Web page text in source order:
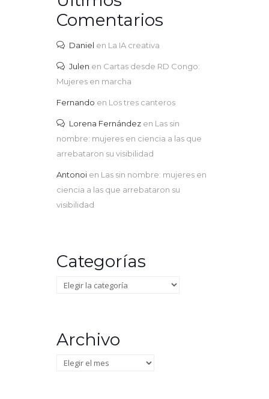
Comentarios
Daniel en La IA creativa
Julen en Cartas desde RD Congo:
Mujeres en marcha
Fernando en Los tres canteros
Lorena Fernández en Las sin
nombre: mujeres en ciencia a las que
arrebataron su visibilidad
Antonoi en Las sin nombre: mujeres en
ciencia a las que arrebataron su
visibilidad
Categorías
Categorías
Archivo
Archivo